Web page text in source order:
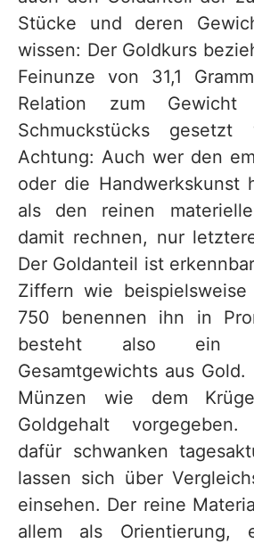
Stücke und deren
wissen: Der Goldkurs
Feinunze von 31,1
Relation zum Gewicht
Schmuckstücks gesetzt
Achtung: Auch wer den
oder die Handwerkskunst
als den reinen
damit rechnen, nur
Der Goldanteil ist
Ziffern wie
750 benennen ihn in
besteht also ein
Gesamtgewichts aus
Münzen wie dem
Goldgehalt vorgegeben.
dafür schwanken
lassen sich über
einsehen. Der reine
allem als Orientierung,